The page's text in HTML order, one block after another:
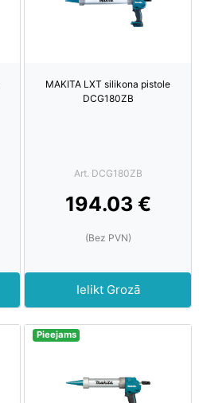
MAKITA LXT silikona pistole
DCG180ZB
Art. DCG180ZB
194.03 €
(Bez PVN)
Ielikt Grozā
Pieejams